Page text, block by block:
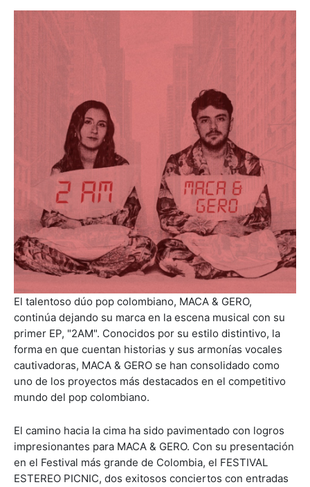
El talentoso dúo pop colombiano, MACA & GERO,
continúa dejando su marca en la escena musical con su
primer EP, "2AM". Conocidos por su estilo distintivo, la
forma en que cuentan historias y sus armonías vocales
cautivadoras, MACA & GERO se han consolidado como
uno de los proyectos más destacados en el competitivo
mundo del pop colombiano.
El camino hacia la cima ha sido pavimentado con logros
impresionantes para MACA & GERO. Con su presentación
en el Festival más grande de Colombia, el FESTIVAL
ESTEREO PICNIC, dos exitosos conciertos con entradas